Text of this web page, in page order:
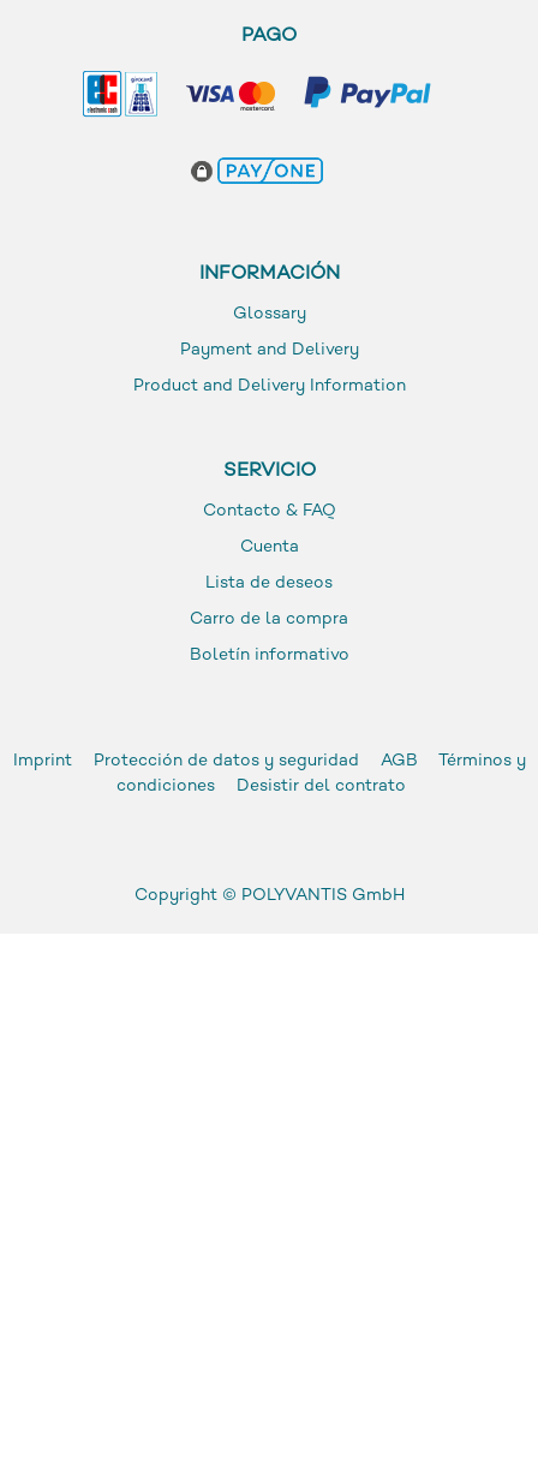
PAGO
INFORMACIÓN
Glossary
Payment and Delivery
Product and Delivery Information
SERVICIO
Contacto & FAQ
Cuenta
Lista de deseos
Carro de la compra
Boletín informativo
Imprint Protección de datos y seguridad AGB
Términos y
condiciones
Desistir del contrato
Copyright © POLYVANTIS GmbH